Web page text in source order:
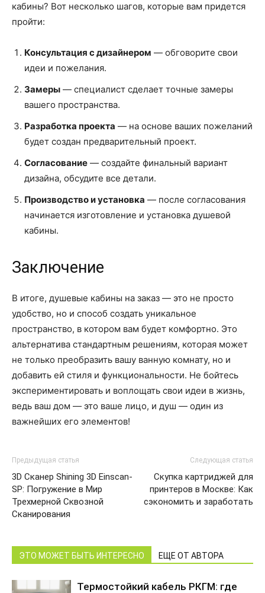
кабины? Вот несколько шагов, которые вам придется
пройти:
Консультация с дизайнером — обговорите свои
идеи и пожелания.
Замеры — специалист сделает точные замеры
вашего пространства.
Разработка проекта — на основе ваших пожеланий
будет создан предварительный проект.
Согласование — создайте финальный вариант
дизайна, обсудите все детали.
Производство и установка — после согласования
начинается изготовление и установка душевой
кабины.
Заключение
В итоге, душевые кабины на заказ — это не просто
удобство, но и способ создать уникальное
пространство, в котором вам будет комфортно. Это
альтернатива стандартным решениям, которая может
не только преобразить вашу ванную комнату, но и
добавить ей стиля и функциональности. Не бойтесь
экспериментировать и воплощать свои идеи в жизнь,
ведь ваш дом — это ваше лицо, и душ — один из
важнейших его элементов!
Предыдущая статья
3D Сканер Shining 3D Einscan-
SP: Погружение в Мир
Трехмерной Сквозной
Сканирования
Следующая статья
Скупка картриджей для
принтеров в Москве: Как
сэкономить и заработать
ЭТО МОЖЕТ БЫТЬ ИНТЕРЕСНО ЕЩЕ ОТ АВТОРА
Термостойкий кабель РКГМ: где